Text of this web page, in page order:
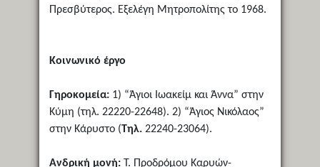
Πρεσβύτερος. Εξελέγη Μητροπολίτης το 1968.
Κοινωνικό έργο
Γηροκομεία:1) “Άγιοι Ιωακείμ και Άννα” στην
Κύμη (τηλ. 22220-22648). 2) “Άγιος Νικόλαος”
στην Κάρυστο (Τηλ.22240-23064).
Ανδρική μονή:Τ. Προδρόμου Καρυών-